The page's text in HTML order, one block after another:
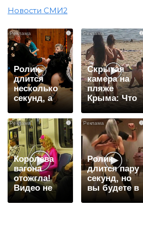
Новости СМИ2
i
Ролик
длится
несколько
секунд, а
смеяться
вы будете
долго
i
Скрытая
камера на
пляже
Крыма: Что
люди
вытворяют,
когда их не
видят...
i
Королева
вагона
отожгла!
Видео не
оставит
i
Ролик
длится пару
секунд, но
вы будете в
шоке от